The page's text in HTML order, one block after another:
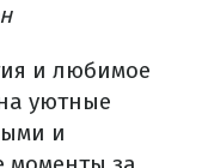
и любимое
уютные
и